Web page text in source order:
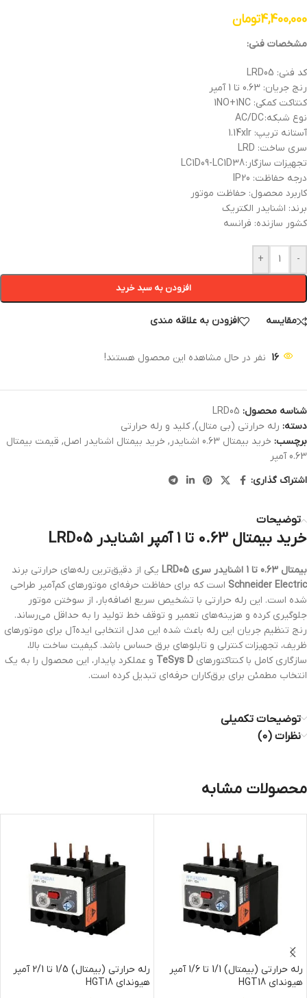
4,400,000تومان
مشخصات فنی:
کد فنی: LRD05
رنج جریان: 0.63 تا 1 آمپر
کنتاکت کمکی: 1NO+1NC
نوع شبکه: AC/DC
آستانه تریپ: 1.14xIr
سری ساخت: LRD
تجهیزات سازگار: LC1D09-LC1D38
درجه حفاظت: IP20
کاربرد محصول: حفاظت موتور
برند: اشنایدر الکتریک
کشور سازنده: فرانسه
-
+
افزودن به سبد خرید
مقایسه افزودن به علاقه مندی
16 نفر در حال مشاهده این محصول هستند!
شناسه محصول: LRD05
دسته: رله حرارتی (بی متال), کلید و رله حرارتی
برچسب: خرید بیمتال 0.63 اشنایدر , خرید بیمتال اشنایدر اصل, قیمت بیمتال
0.63 آمپر
اشتراک گذاری:
توضیحات
خرید بیمتال 0.63 تا 1 آمپر اشنایدر LRD05
بیمتال 0.63 تا 1 اشنایدر سری LRD05
یکی از دقیق‌ترین رله‌های حرارتی برند
Schneider Electric است که برای حفاظت حرفه‌ای موتورهای کم‌آمپر طراحی
شده است. این رله حرارتی با تشخیص سریع اضافه‌بار، از سوختن موتور
جلوگیری کرده و هزینه‌های تعمیر و توقف خط تولید را به حداقل می‌رساند.
رنج تنظیم جریان این رله باعث شده این مدل انتخابی ایده‌آل برای موتورهای
ظریف، تجهیزات کنترلی و تابلوهای برق حساس باشد. کیفیت ساخت بالا،
سازگاری کامل با کنتاکتورهای TeSys D و عملکرد پایدار، این محصول را به یک
انتخاب مطمئن برای برق‌کاران حرفه‌ای تبدیل کرده است.
توضیحات تکمیلی
نظرات (0)
محصولات مشابه
رله حرارتی (بیمتال) 1/1 تا 1/6 آمپر
هیوندای HGT18
رله حرارتی (بیمتال) 1/5 تا 2/1 آمپر
هیوندای HGT18